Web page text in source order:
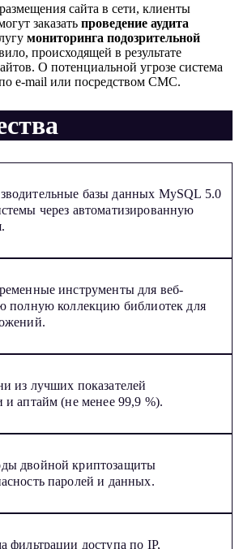
сайта в сети, клиенты
заказать проведение аудита
мониторинга подозрительной
происходящей в результате
О потенциальной угрозе система
по e-mail или посредством СМС.
базы данных MySQL 5.0
через автоматизированную
инструменты для веб-
полную коллекцию библиотек для
из лучших показателей
и аптайм (не менее 99,9 %).
двойной криптозащиты
паролей и данных.
фильтрации доступа по IP,